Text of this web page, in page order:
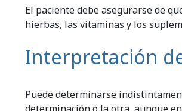
El paciente debe asegurarse de
hierbas, las vitaminas y los
Interpretación
Puede determinarse